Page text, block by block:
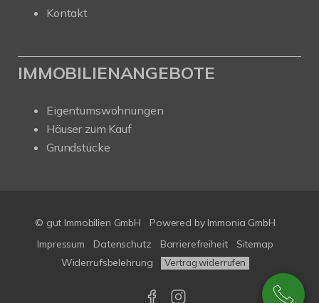
Kontakt
IMMOBILIENANGEBOTE
Eigentumswohnungen
Häuser zum Kauf
Grundstücke
© gut Immobilien GmbH Powered by Immonia GmbH
Impressum
Datenschutz Barrierefreiheit
Sitemap
Widerrufsbelehrung
Vertrag widerrufen